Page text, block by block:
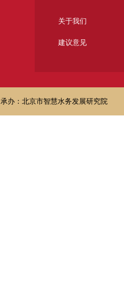
关于我们
建议意见
承办：北京市智慧水务发展研究院